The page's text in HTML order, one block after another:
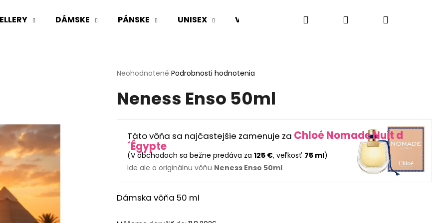
DÁMSKE PÁNSKE UNISEX VONNÉ HMLY VÔNE PODĽA TYPU
Hľadať PrihlásenieNákupný
Priemerné
produktu
je
z
hviezdičiek.
Neohodnotené Podrobnosti hodnotenia
Neness Enso 50ml
Táto vôňa sa najčastejšie zamenuje za Chloé Nomade Nuit d
´Égypte
(V obchodoch sa bežne predáva za 125 €, veľkosť 75 ml)
Ide ale o originálnu vôňu Neness Enso 50ml
Dámska vôňa 50 ml
HĽADAŤ
Odporúčame